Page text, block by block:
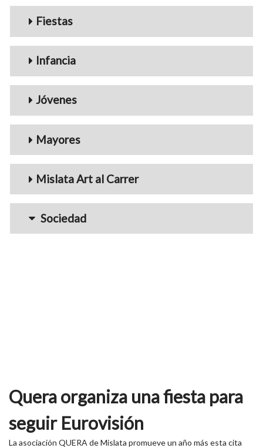
Fiestas
Infancia
Jóvenes
Mayores
Mislata Art al Carrer
Sociedad
Quera organiza una fiesta para
seguir Eurovisión
La asociación QUERA de Mislata promueve un año más esta cita